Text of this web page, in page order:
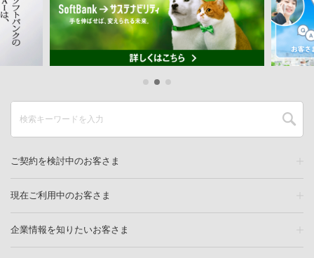
ご契約を検討中のお客さま
現在ご利用中のお客さま
企業情報を知りたいお客さま